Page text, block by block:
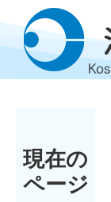
現在の
ページ